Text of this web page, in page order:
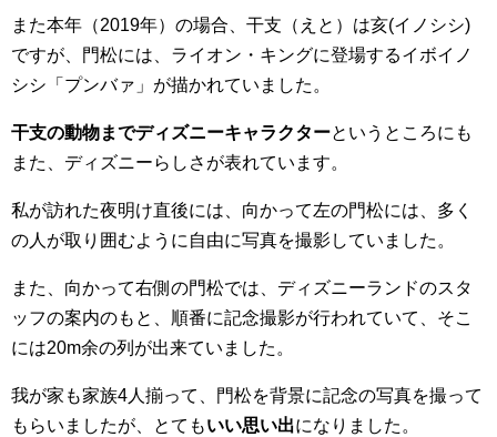
また本年（2019年）の場合、干支（えと）は亥(イノシシ)
ですが、門松には、ライオン・キングに登場するイボイノ
シシ「プンバァ」が描かれていました。
干支の動物までディズニーキャラクターというところにも
また、ディズニーらしさが表れています。
私が訪れた夜明け直後には、向かって左の門松には、多く
の人が取り囲むように自由に写真を撮影していました。
また、向かって右側の門松では、ディズニーランドのスタ
ッフの案内のもと、順番に記念撮影が行われていて、そこ
には20m余の列が出来ていました。
我が家も家族4人揃って、門松を背景に記念の写真を撮って
もらいましたが、とてもいい思い出になりました。